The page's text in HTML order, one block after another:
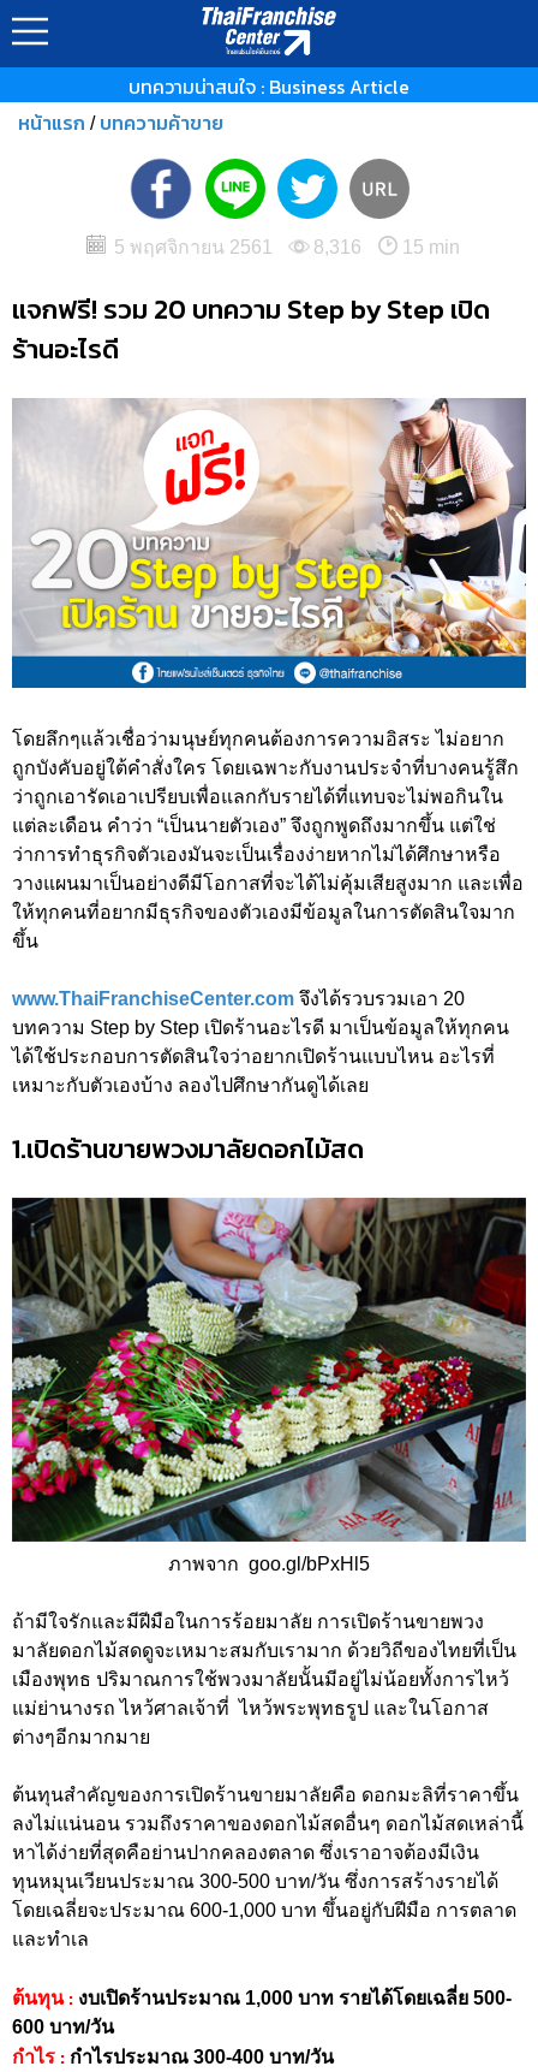
บทความน่าสนใจ : Business Article
หน้าแรก / บทความค้าขาย
5 พฤศจิกายน 2561 8,316 15 min
แจกฟรี! รวม 20 บทความ Step by Step เปิด
ร้านอะไรดี
โดยลึกๆแล้วเชื่อว่ามนุษย์ทุกคนต้องการความอิสระ ไม่อยาก
ถูกบังคับอยู่ใต้คำสั่งใคร โดยเฉพาะกับงานประจำที่บางคนรู้สึก
ว่าถูกเอารัดเอาเปรียบเพื่อแลกกับรายได้ที่แทบจะไม่พอกินใน
แต่ละเดือน คำว่า “เป็นนายตัวเอง” จึงถูกพูดถึงมากขึ้น แต่ใช่
ว่าการทำธุรกิจตัวเองมันจะเป็นเรื่องง่ายหากไม่ได้ศึกษาหรือ
วางแผนมาเป็นอย่างดีมีโอกาสที่จะได้ไม่คุ้มเสียสูงมาก และเพื่อ
ให้ทุกคนที่อยากมีธุรกิจของตัวเองมีข้อมูลในการตัดสินใจมาก
ขึ้น
www.ThaiFranchiseCenter.com จึงได้รวบรวมเอา 20
บทความ Step by Step เปิดร้านอะไรดี มาเป็นข้อมูลให้ทุกคน
ได้ใช้ประกอบการตัดสินใจว่าอยากเปิดร้านแบบไหน อะไรที่
เหมาะกับตัวเองบ้าง ลองไปศึกษากันดูได้เลย
1.เปิดร้านขายพวงมาลัยดอกไม้สด
ภาพจาก goo.gl/bPxHl5
ถ้ามีใจรักและมีฝีมือในการร้อยมาลัย การเปิดร้านขายพวง
มาลัยดอกไม้สดดูจะเหมาะสมกับเรามาก ด้วยวิถีของไทยที่เป็น
เมืองพุทธ ปริมาณการใช้พวงมาลัยนั้นมีอยู่ไม่น้อยทั้งการไหว้
แม่ย่านางรถ ไหว้ศาลเจ้าที่ ไหว้พระพุทธรูป และในโอกาส
ต่างๆอีกมากมาย
ต้นทุนสำคัญของการเปิดร้านขายมาลัยคือ ดอกมะลิที่ราคาขึ้น
ลงไม่แน่นอน รวมถึงราคาของดอกไม้สดอื่นๆ ดอกไม้สดเหล่านี้
หาได้ง่ายที่สุดคือย่านปากคลองตลาด ซึ่งเราอาจต้องมีเงิน
ทุนหมุนเวียนประมาณ 300-500 บาท/วัน ซึ่งการสร้างรายได้
โดยเฉลี่ยจะประมาณ 600-1,000 บาท ขึ้นอยู่กับฝีมือ การตลาด
และทำเล
ต้นทุน : งบเปิดร้านประมาณ 1,000 บาท รายได้โดยเฉลี่ย 500-
600 บาท/วัน
กำไร : กำไรประมาณ 300-400 บาท/วัน